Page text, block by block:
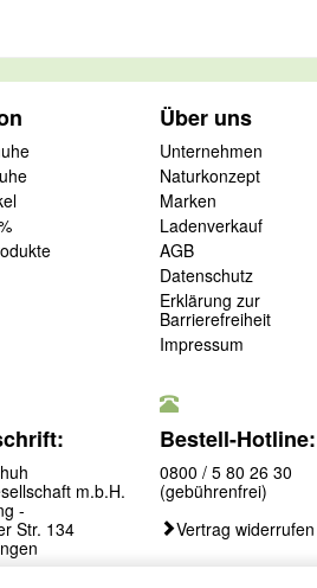
Über uns
Unternehmen
Naturkonzept
Marken
Ladenverkauf
AGB
Datenschutz
Erklärung zur
Barrierefreiheit
Impressum
m.b.H.
-
Str. 134
Bestell-Hotline:
0800 / 5 80 26 30
(gebührenfrei)
Vertrag widerrufen